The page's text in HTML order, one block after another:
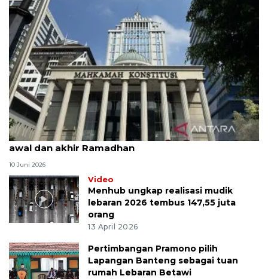
MK uji materi UU Peradilan Agama perihal isbat
awal dan akhir Ramadhan
10 Juni 2026
Video
Menhub ungkap realisasi mudik
lebaran 2026 tembus 147,55 juta
orang
13 April 2026
Pertimbangan Pramono pilih
Lapangan Banteng sebagai tuan
rumah Lebaran Betawi